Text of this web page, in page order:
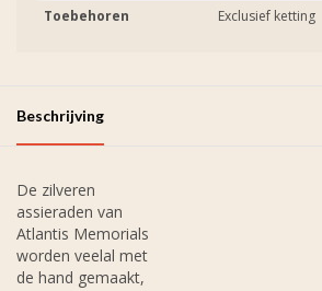
Toebehoren
Exclusief ketting
Beschrijving
De zilveren
assieraden van
Atlantis Memorials
worden veelal met
de hand gemaakt,